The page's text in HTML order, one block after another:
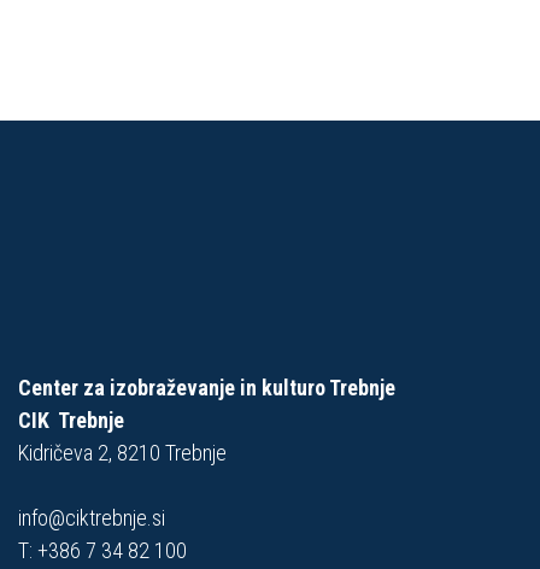
Center za izobraževanje in kulturo Trebnje
CIK Trebnje
Kidričeva 2, 8210 Trebnje
info@ciktrebnje.si
T: +386 7 34 82 100